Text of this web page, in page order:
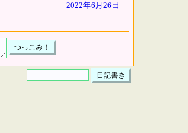
2022年6月26日